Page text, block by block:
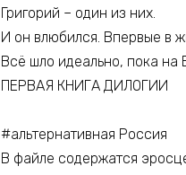
Григорий – один из них.
И он влюбился. Впервые в
Всё шло идеально, пока на
ПЕРВАЯ КНИГА ДИЛОГИИ
#альтернативная Россия
В файле содержатся